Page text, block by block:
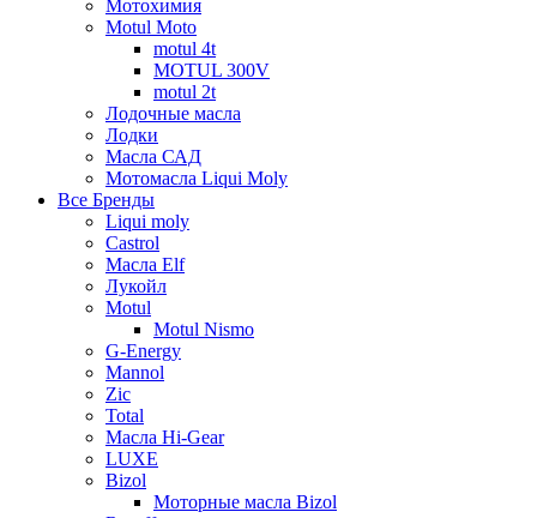
Мотохимия
Motul Moto
motul 4t
MOTUL 300V
motul 2t
Лодочные масла
Лодки
Масла САД
Мотомасла Liqui Moly
Все Бренды
Liqui moly
Castrol
Масла Elf
Лукойл
Motul
Motul Nismo
G-Energy
Mannol
Zic
Total
Масла Hi-Gear
LUXE
Bizol
Моторные масла Bizol